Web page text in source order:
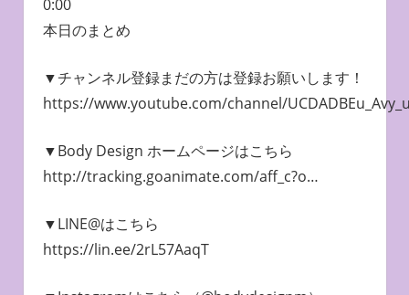
0:00
本日のまとめ
▼チャンネル登録まだの方は登録お願いします！
https://www.youtube.com/channel/
▼Body Design ホームページはこちら
http://tracking.goanimate.com/aff_c?o…
▼LINE@はこちら
https://lin.ee/2rL57AaqT